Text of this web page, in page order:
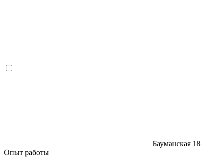
Бауманская 18
Опыт работы